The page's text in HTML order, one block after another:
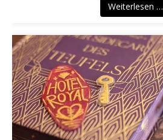
Weiterlesen …